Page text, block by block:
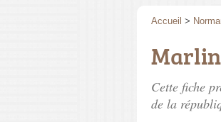
Accueil >
Marlin
Cette fiche
de la